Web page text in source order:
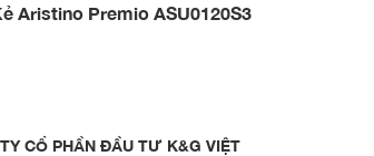
Aristino Premio ASU0120S3
CỔ PHẦN ĐẦU TƯ K&G VIỆT